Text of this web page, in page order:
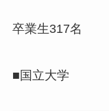
卒業生317名
■国立大学